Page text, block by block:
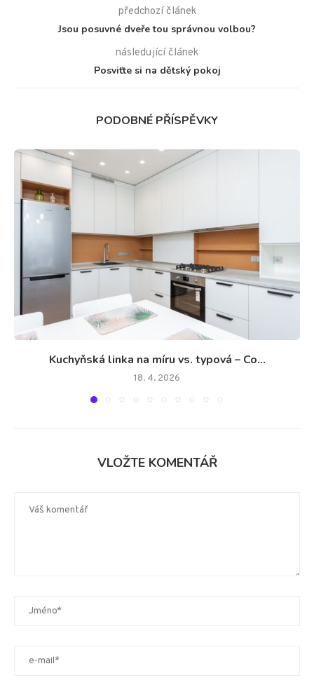
předchozí článek
Jsou posuvné dveře tou správnou volbou?
následující článek
Posviťte si na dětský pokoj
PODOBNÉ PŘÍSPĚVKY
Kuchyňská linka na míru vs. typová – Co...
18. 4. 2026
VLOŽTE KOMENTÁŘ